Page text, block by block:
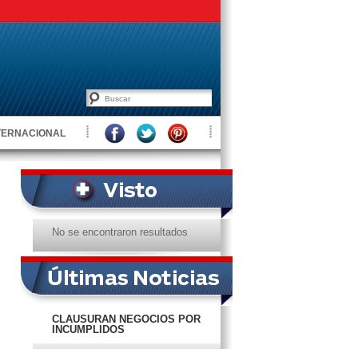
No se encontraron resultados
CLAUSURAN NEGOCIOS POR
INCUMPLIDOS